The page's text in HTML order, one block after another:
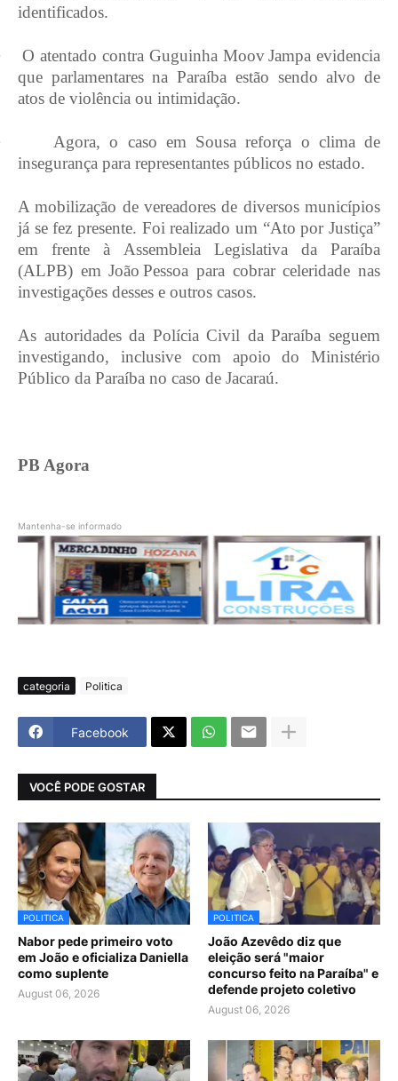
identificados.
O atentado contra Guguinha Moov Jampa evidencia
que parlamentares na Paraíba estão sendo alvo de
atos de violência ou intimidação.
Agora, o caso em Sousa reforça o clima de
insegurança para representantes públicos no estado.
A mobilização de vereadores de diversos municípios
já se fez presente. Foi realizado um “Ato por Justiça”
em frente à Assembleia Legislativa da Paraíba
(ALPB) em João Pessoa para cobrar celeridade nas
investigações desses e outros casos.
As autoridades da Polícia Civil da Paraíba seguem
investigando, inclusive com apoio do Ministério
Público da Paraíba no caso de Jacaraú.
PB Agora
Mantenha-se informado
categoria Politica
Facebook
VOCÊ PODE GOSTAR
POLITICA
Nabor pede primeiro voto
em João e oficializa Daniella
como suplente
August 06, 2026
POLITICA
João Azevêdo diz que
eleição será "maior
concurso feito na Paraíba" e
defende projeto coletivo
August 06, 2026